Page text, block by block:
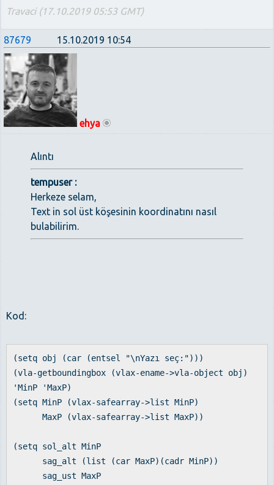
Travaci (17.10.2019 05:53 GMT)
87679 15.10.2019 10:54
ehya
Alıntı
tempuser :
Herkeze selam,
Text in sol üst köşesinin koordinatını nasıl
bulabilirim.
Kod:
(setq obj (car (entsel "\nYazı seç:")))
(vla-getboundingbox (vlax-ename->vla-object obj)
'MinP 'MaxP)
(setq MinP (vlax-safearray->list MinP)
MaxP (vlax-safearray->list MaxP))
(setq sol_alt MinP
sag_alt (list (car MaxP)(cadr MinP))
sag_ust MaxP